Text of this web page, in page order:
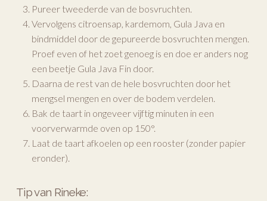
Pureer tweederde van de bosvruchten.
Vervolgens citroensap, kardemom, Gula Java en
bindmiddel door de gepureerde bosvruchten mengen.
Proef even of het zoet genoeg is en doe er anders nog
een beetje Gula Java Fin door.
Daarna de rest van de hele bosvruchten door het
mengsel mengen en over de bodem verdelen.
Bak de taart in ongeveer vijftig minuten in een
voorverwarmde oven op 150°.
Laat de taart afkoelen op een rooster (zonder papier
eronder).
Tip van Rineke: